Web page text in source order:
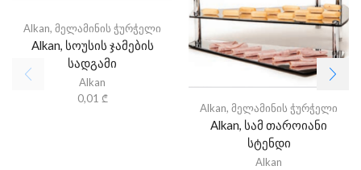
Alkan, მელამინის ჭურჭელი
Alkan, სოუსის ჯამების
სადგამი
Alkan
0,01 ₾
Alkan, მელამინის ჭურჭელი
Alkan, სამ თაროიანი
სტენდი
Alkan